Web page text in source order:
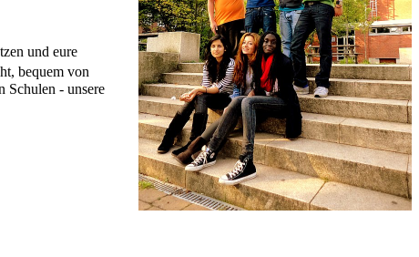
und eure
bequem von
Schulen - unsere